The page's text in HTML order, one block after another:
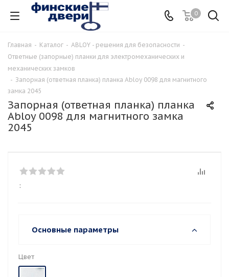
0
Главная - Каталог - ABLOY - решения для безопасности -
Ответные (запорные) планки для электромеханических и
механических замков
- Запорная (ответная планка) планка Abloy 0098 для магнитного
замка 2045
Запорная (ответная планка) планка
Abloy 0098 для магнитного замка
2045
:
Основные параметры
Цвет